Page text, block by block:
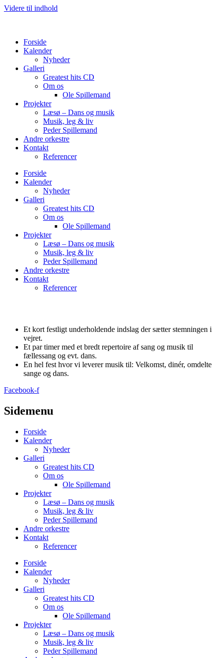
Videre til indhold
Forside
Kalender
Nyheder
Galleri
Greatest hits CD
Om os
Ole Spillemand
Projekter
Læsø – Dans og musik
Musik, leg & liv
Peder Spillemand
Andre orkestre
Kontakt
Referencer
Forside
Kalender
Nyheder
Galleri
Greatest hits CD
Om os
Ole Spillemand
Projekter
Læsø – Dans og musik
Musik, leg & liv
Peder Spillemand
Andre orkestre
Kontakt
Referencer
Et kort festligt underholdende indslag der sætter stemningen i
vejret.
Et par timer med et bredt repertoire af sang og musik til
fællessang og evt. dans.
En hel fest hvor vi leverer musik til: Velkomst, dinér, omdelte
sange og dans.
Facebook-f
Sidemenu
Forside
Kalender
Nyheder
Galleri
Greatest hits CD
Om os
Ole Spillemand
Projekter
Læsø – Dans og musik
Musik, leg & liv
Peder Spillemand
Andre orkestre
Kontakt
Referencer
Forside
Kalender
Nyheder
Galleri
Greatest hits CD
Om os
Ole Spillemand
Projekter
Læsø – Dans og musik
Musik, leg & liv
Peder Spillemand